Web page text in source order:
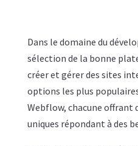
Dans le domaine du
sélection de la bonne
créer et gérer des sites
options les plus
Webflow, chacune offrant
uniques répondant à des